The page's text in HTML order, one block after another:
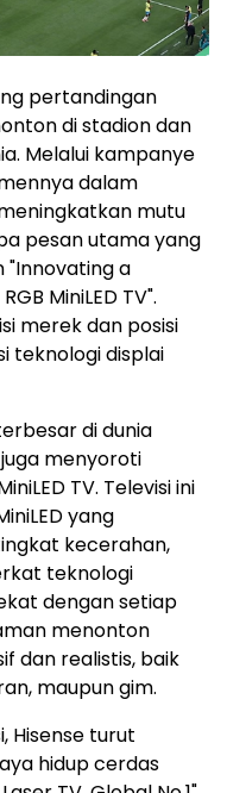
pertandingan
di stadion dan
Melalui kampanye
dalam
mutu
pesan utama yang
"Innovating a
MiniLED TV".
merek dan posisi
teknologi displai
di dunia
menyoroti
TV. Televisi ini
yang
kecerahan,
teknologi
dengan setiap
menonton
dan realistis, baik
maupun gim.
Hisense turut
hidup cerdas